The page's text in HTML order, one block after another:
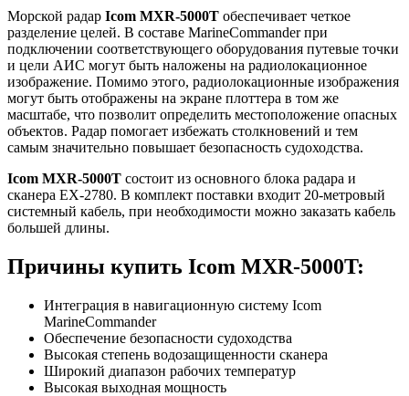
Морской радар Icom MXR-5000T обеспечивает четкое
разделение целей. В составе MarineCommander при
подключении соответствующего оборудования путевые точки
и цели АИС могут быть наложены на радиолокационное
изображение. Помимо этого, радиолокационные изображения
могут быть отображены на экране плоттера в том же
масштабе, что позволит определить местоположение опасных
объектов. Радар помогает избежать столкновений и тем
самым значительно повышает безопасность судоходства.
Icom MXR-5000T состоит из основного блока радара и
сканера EX-2780. В комплект поставки входит 20-метровый
системный кабель, при необходимости можно заказать кабель
большей длины.
Причины купить Icom MXR-5000T:
Интеграция в навигационную систему Icom
MarineCommander
Обеспечение безопасности судоходства
Высокая степень водозащищенности сканера
Широкий диапазон рабочих температур
Высокая выходная мощность